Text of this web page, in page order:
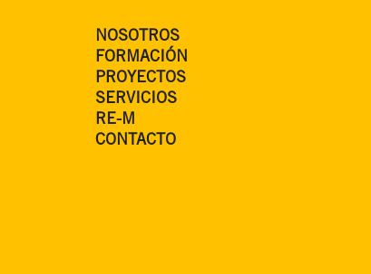
NOSOTROS
FORMACIÓN
PROYECTOS
SERVICIOS
RE-M
CONTACTO